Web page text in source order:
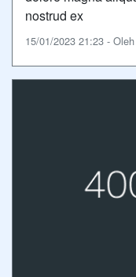
nostrud ex
15/01/2023 21:23 -